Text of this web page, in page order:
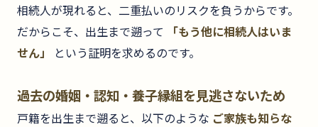
相続人が現れると、二重払いのリスクを負うからです。
だからこそ、出生まで遡って
「もう他に相続人はいま
せん」
という証明を求めるのです。
過去の婚姻・認知・養子縁組を見逃さないため
戸籍を出生まで遡ると、以下のような ご家族も知らな